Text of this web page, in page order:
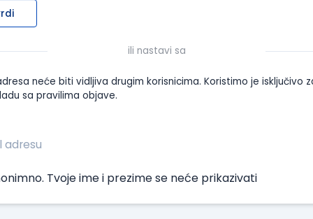
ili nastavi sa
neće biti vidljiva drugim korisnicima. Koristimo je isključivo
sa pravilima objave.
Tvoje ime i prezime se neće prikazivati